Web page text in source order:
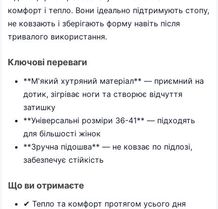
комфорт і тепло. Вони ідеально підтримують стопу,
не ковзають і зберігають форму навіть після
тривалого використання.
Ключові переваги
**М'який хутряний матеріал** — приємний на
дотик, зігріває ноги та створює відчуття
затишку
**Універсальні розміри 36-41** — підходять
для більшості жінок
**Зручна підошва** — не ковзає по підлозі,
забезпечує стійкість
Що ви отримаєте
✔ Тепло та комфорт протягом усього дня